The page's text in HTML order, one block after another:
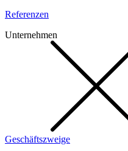
Referenzen
Unternehmen
Geschäftszweige